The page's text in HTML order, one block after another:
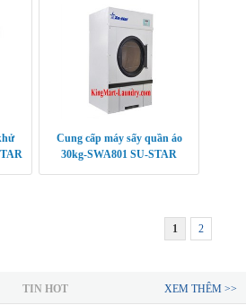
Cung cấp máy sấy quần áo
30kg-SWA801 SU-STAR
1 2
TIN HOT XEM THÊM >>